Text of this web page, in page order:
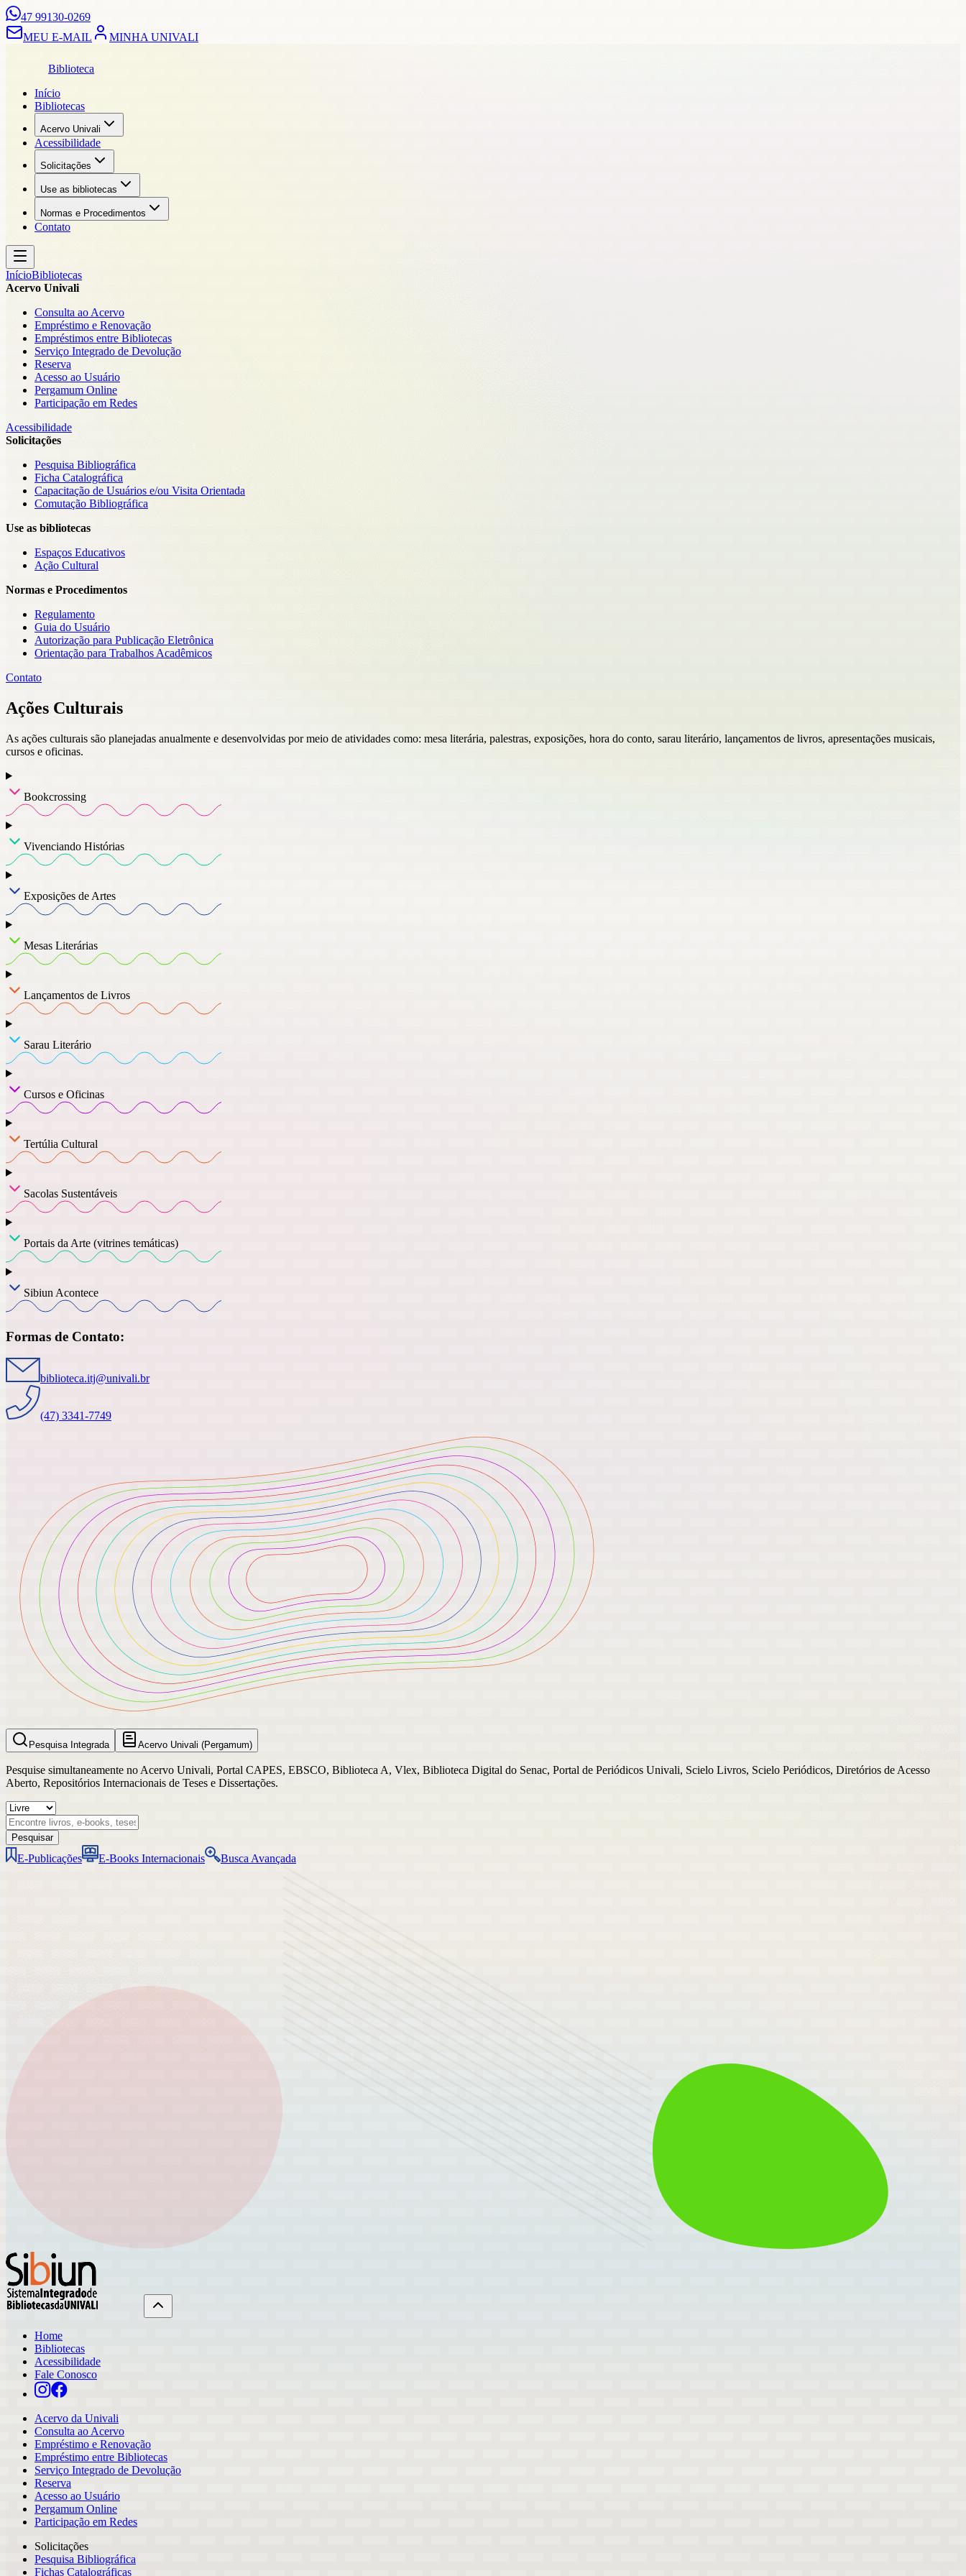
47 99130-0269
MEU E-MAIL
MINHA UNIVALI
Biblioteca
Início
Bibliotecas
Acervo Univali
Acessibilidade
Solicitações
Use as bibliotecas
Normas e Procedimentos
Contato
InícioBibliotecas
Acervo Univali
Consulta ao Acervo
Empréstimo e Renovação
Empréstimos entre Bibliotecas
Serviço Integrado de Devolução
Reserva
Acesso ao Usuário
Pergamum Online
Participação em Redes
Acessibilidade
Solicitações
Pesquisa Bibliográfica
Ficha Catalográfica
Capacitação de Usuários e/ou Visita Orientada
Comutação Bibliográfica
Use as bibliotecas
Espaços Educativos
Ação Cultural
Normas e Procedimentos
Regulamento
Guia do Usuário
Autorização para Publicação Eletrônica
Orientação para Trabalhos Acadêmicos
Contato
Ações Culturais
As ações culturais são planejadas anualmente e desenvolvidas por meio de atividades como: mesa literária, palestras, exposições, hora do conto, sarau literário, lançamentos de livros, apresentações musicais,
cursos e oficinas.
Bookcrossing
Vivenciando Histórias
Exposições de Artes
Mesas Literárias
Lançamentos de Livros
Sarau Literário
Cursos e Oficinas
Tertúlia Cultural
Sacolas Sustentáveis
Portais da Arte (vitrines temáticas)
Sibiun Acontece
Formas de Contato:
biblioteca.itj@univali.br
(47) 3341-7749
Pesquisa Integrada Acervo Univali (Pergamum)
Pesquise simultaneamente no Acervo Univali, Portal CAPES, EBSCO, Biblioteca A, Vlex, Biblioteca Digital do Senac, Portal de Periódicos Univali, Scielo Livros, Scielo Periódicos, Diretórios de Acesso
Aberto, Repositórios Internacionais de Teses e Dissertações.
Pesquisar
E-Publicações E-Books Internacionais Busca Avançada
Home
Bibliotecas
Acessibilidade
Fale Conosco
Acervo da Univali
Consulta ao Acervo
Empréstimo e Renovação
Empréstimo entre Bibliotecas
Serviço Integrado de Devolução
Reserva
Acesso ao Usuário
Pergamum Online
Participação em Redes
Solicitações
Pesquisa Bibliográfica
Fichas Catalográficas